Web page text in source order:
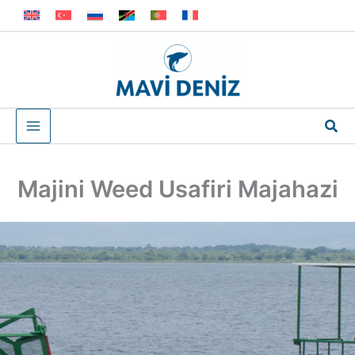
to
Majini Weed Usafiri Majahazi